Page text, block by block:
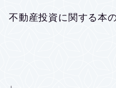
不動産投資に関する本